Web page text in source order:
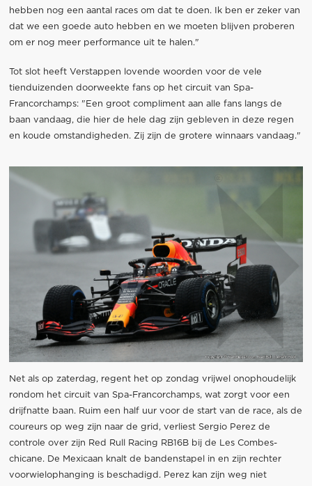
hebben nog een aantal races om dat te doen. Ik ben er zeker van
dat we een goede auto hebben en we moeten blijven proberen
om er nog meer performance uit te halen."
Tot slot heeft Verstappen lovende woorden voor de vele
tienduizenden doorweekte fans op het circuit van Spa-
Francorchamps: "Een groot compliment aan alle fans langs de
baan vandaag, die hier de hele dag zijn gebleven in deze regen
en koude omstandigheden. Zij zijn de grotere winnaars vandaag."
Net als op zaterdag, regent het op zondag vrijwel onophoudelijk
rondom het circuit van Spa-Francorchamps, wat zorgt voor een
drijfnatte baan. Ruim een half uur voor de start van de race, als de
coureurs op weg zijn naar de grid, verliest Sergio Perez de
controle over zijn Red Rull Racing RB16B bij de Les Combes-
chicane. De Mexicaan knalt de bandenstapel in en zijn rechter
voorwielophanging is beschadigd. Perez kan zijn weg niet